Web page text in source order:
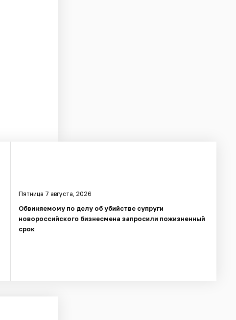
Пятница 7 августа, 2026
Обвиняемому по делу об убийстве супруги
новороссийского бизнесмена запросили пожизненный
срок